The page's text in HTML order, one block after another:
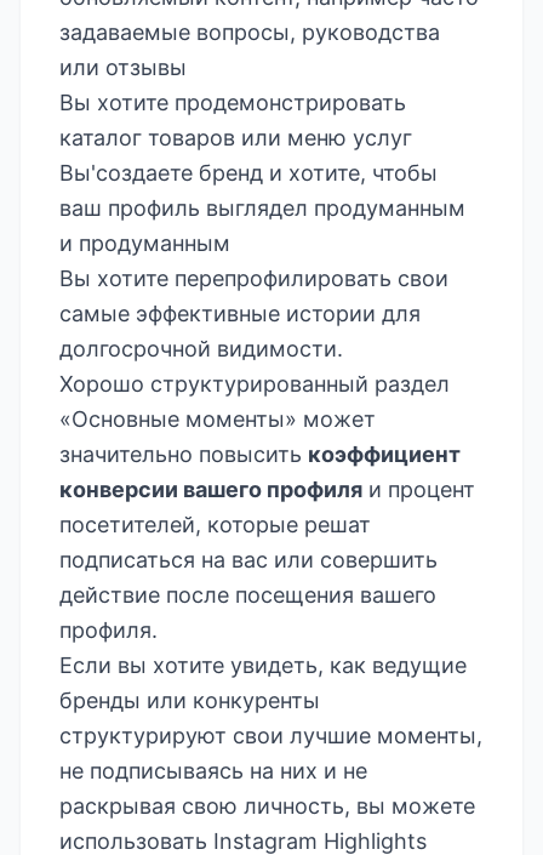
задаваемые вопросы, руководства
или отзывы
Вы хотите продемонстрировать
каталог товаров или меню услуг
Вы'создаете бренд и хотите, чтобы
ваш профиль выглядел продуманным
и продуманным
Вы хотите перепрофилировать свои
самые эффективные истории для
долгосрочной видимости.
Хорошо структурированный раздел
«Основные моменты» может
значительно повысить коэффициент
конверсии вашего профиля и процент
посетителей, которые решат
подписаться на вас или совершить
действие после посещения вашего
профиля.
Если вы хотите увидеть, как ведущие
бренды или конкуренты
структурируют свои лучшие моменты,
не подписываясь на них и не
раскрывая свою личность, вы можете
использовать Instagram Highlights